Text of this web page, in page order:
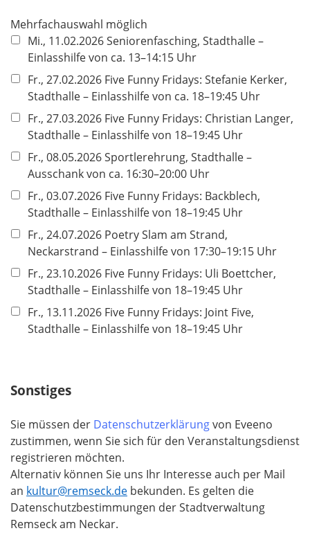
e
l
d
Mehrfachauswahl möglich
Mi., 11.02.2026 Seniorenfasching, Stadthalle –
Einlasshilfe von ca. 13–14:15 Uhr
Fr., 27.02.2026 Five Funny Fridays: Stefanie Kerker,
Stadthalle – Einlasshilfe von ca. 18–19:45 Uhr
Fr., 27.03.2026 Five Funny Fridays: Christian Langer,
Stadthalle – Einlasshilfe von 18–19:45 Uhr
Fr., 08.05.2026 Sportlerehrung, Stadthalle –
Ausschank von ca. 16:30–20:00 Uhr
Fr., 03.07.2026 Five Funny Fridays: Backblech,
Stadthalle – Einlasshilfe von 18–19:45 Uhr
Fr., 24.07.2026 Poetry Slam am Strand,
Neckarstrand – Einlasshilfe von 17:30–19:15 Uhr
Fr., 23.10.2026 Five Funny Fridays: Uli Boettcher,
Stadthalle – Einlasshilfe von 18–19:45 Uhr
Fr., 13.11.2026 Five Funny Fridays: Joint Five,
Stadthalle – Einlasshilfe von 18–19:45 Uhr
Sonstiges
Sie müssen der Datenschutzerklärungvon Eveeno
zustimmen, wenn Sie sich für den Veranstaltungsdienst
registrieren möchten.
Alternativ können Sie uns Ihr Interesse auch per Mail
an kultur@remseck.de bekunden. Es gelten die
Datenschutzbestimmungen der Stadtverwaltung
Remseck am Neckar.